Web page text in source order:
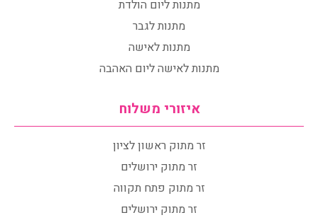
מתנות ליום הולדת
מתנות לגבר
מתנות לאישה
מתנות לאישה ליום האהבה
איזורי משלוח
זר מתוק ראשון לציון
זר מתוק ירושלים
זר מתוק פתח תקווה
זר מתוק ירושלים